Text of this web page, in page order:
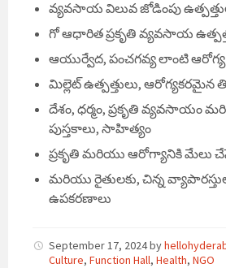
వ్యవసాయ విలువ జోడింపు
గో ఆధారిత ప్రకృతి వ్యవసాయ
ఆయుర్వేద, పంచగవ్య లాంటి
మిల్లెట్ ఉత్పత్తులు, ఆరోగ్యకరమైన
దేశం, ధర్మం, ప్రకృతి వ్యవసాయం
పుస్తకాలు, సాహిత్యం
ప్రకృతి మరియు ఆరోగ్యానికి మేలు
మరియు రైతులకు, చిన్న
ఉపకరణాలు
September 17, 2024by
Culture, Function Hall, Health, NGO